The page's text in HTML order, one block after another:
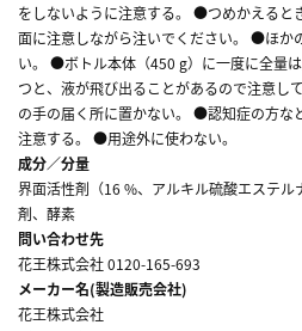
をしないように注意する。 ●つめかえると
面に注意しながら注いでください。 ●ほか
い。 ●ボトル本体（450 g）に一度に全量
つと、液が飛び出ることがあるので注意
の手の届く所に置かない。 ●認知症の方な
注意する。 ●用途外に使わない。
成分／分量
界面活性剤（16 %、アルキル硫酸エステ
剤、酵素
問い合わせ先
花王株式会社 0120-165-693
メーカー名(製造販売会社)
花王株式会社